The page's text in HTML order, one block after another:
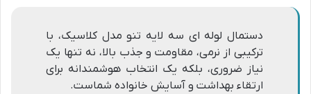
دستمال لوله ای سه لایه تنو مدل کلاسیک، با
ترکیبی از نرمی، مقاومت و جذب بالا، نه تنها یک
نیاز ضروری، بلکه یک انتخاب هوشمندانه برای
ارتقاء بهداشت و آسایش خانواده شماست.